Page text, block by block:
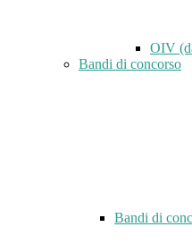
OIV
Bandi di concorso
Bandi di